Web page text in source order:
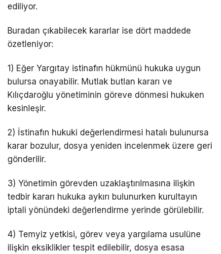
ediliyor.
Buradan çıkabilecek kararlar ise dört maddede
özetleniyor:
1) Eğer Yargıtay istinafın hükmünü hukuka uygun
bulursa onayabilir. Mutlak butlan kararı ve
Kılıçdaroğlu yönetiminin göreve dönmesi hukuken
kesinleşir.
2) İstinafın hukuki değerlendirmesi hatalı bulunursa
karar bozulur, dosya yeniden incelenmek üzere geri
gönderilir.
3) Yönetimin görevden uzaklaştırılmasına ilişkin
tedbir kararı hukuka aykırı bulunurken kurultayın
iptali yönündeki değerlendirme yerinde görülebilir.
4) Temyiz yetkisi, görev veya yargılama usulüne
ilişkin eksiklikler tespit edilebilir, dosya esasa